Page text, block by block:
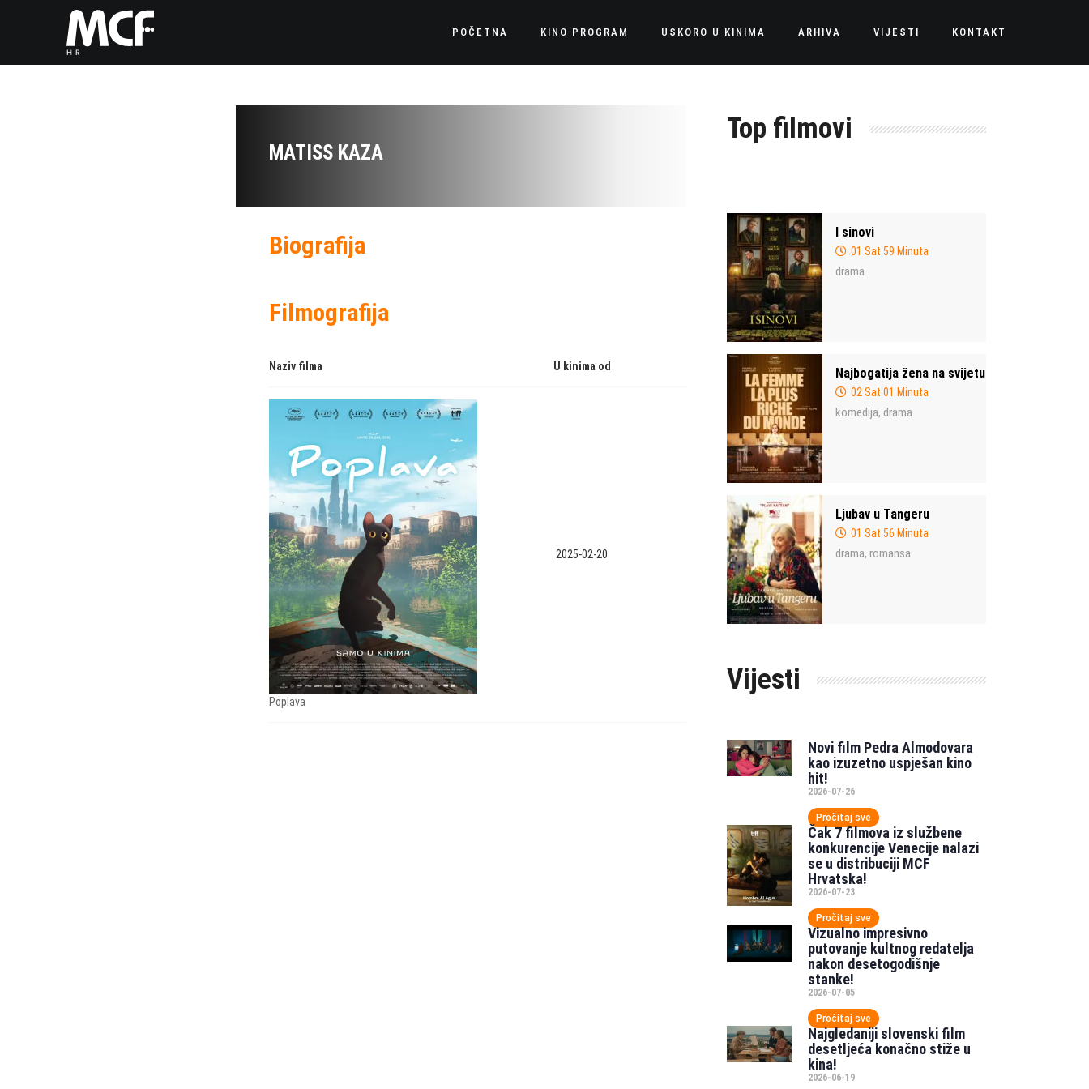
POČETNA KINO PROGRAM USKORO U KINIMA ARHIVA VIJESTI KONTAKT
MATISS KAZA
Biografija
Filmografija
Naziv filma U kinima od
Poplava
2025-02-20
Top filmovi
I sinovi
01 Sat 59 Minuta
drama
Najbogatija žena na svijetu
02 Sat 01 Minuta
komedija, drama
Ljubav u Tangeru
01 Sat 56 Minuta
drama, romansa
Vijesti
Novi film Pedra Almodovara
kao izuzetno uspješan kino
hit!
2026-07-26
Pročitaj sve
Čak 7 filmova iz službene
konkurencije Venecije nalazi
se u distribuciji MCF
Hrvatska!
2026-07-23
Pročitaj sve
Vizualno impresivno
putovanje kultnog redatelja
nakon desetogodišnje
stanke!
2026-07-05
Pročitaj sve
Najgledaniji slovenski film
desetljeća konačno stiže u
kina!
2026-06-19